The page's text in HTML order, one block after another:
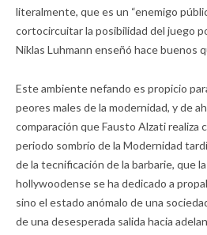
literalmente, que es un “enemigo
cortocircuitar la posibilidad del juego
Niklas Luhmann enseñó hace buenos
Este ambiente nefando es propicio
peores males de la modernidad, y de
comparación que Fausto Alzati realiza
periodo sombrío de la Modernidad
de la tecnificación de la barbarie, que
hollywoodense se ha dedicado a
sino el estado anómalo de una
de una desesperada salida hacia